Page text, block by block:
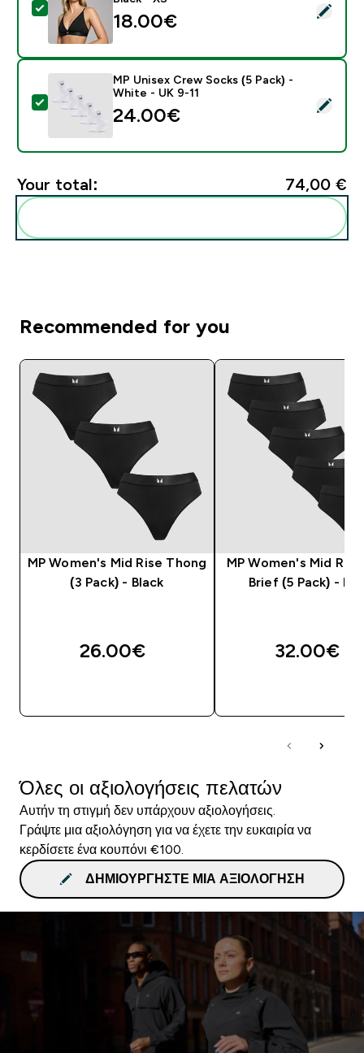
Select this product - MP Women's V-Neck Bralette -
18.00€‎
Select this product - MP Unisex Crew Socks (5 Pack)
MP Unisex Crew Socks (5 Pack) -
White - UK 9-11
24.00€‎
Your total: 74,00 €‎
Recommended for you
MP Women's Mid Rise Thong
(3 Pack) - Black
26.00€‎
MP Women's Mid
Brief (5 Pack) -
32.00€‎
Όλες οι αξιολογήσεις πελατών
Αυτήν τη στιγμή δεν υπάρχουν αξιολογήσεις.
Γράψτε μια αξιολόγηση για να έχετε την ευκαιρία να
κερδίσετε ένα κουπόνι €100.
ΔΗΜΙΟΥΡΓΉΣΤΕ ΜΙΑ ΑΞΙΟΛΌΓΗΣΗ